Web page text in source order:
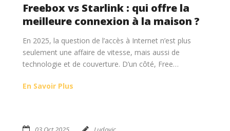
Freebox vs Starlink : qui offre la
meilleure connexion à la maison ?
En 2025, la question de l’accès à Internet n’est plus
seulement une affaire de vitesse, mais aussi de
technologie et de couverture. D’un côté, Free…
En Savoir Plus